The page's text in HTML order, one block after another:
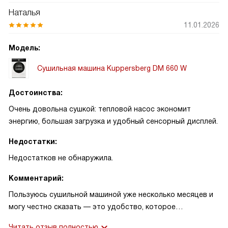
Наталья
11.01.2026
Модель:
Сушильная машина Kuppersberg DM 660 W
Достоинства:
Очень довольна сушкой: тепловой насос экономит
энергию, большая загрузка и удобный сенсорный дисплей.
Недостатки:
Недостатков не обнаружила.
Комментарий:
Пользуюсь сушильной машиной уже несколько месяцев и
могу честно сказать — это удобство, которое